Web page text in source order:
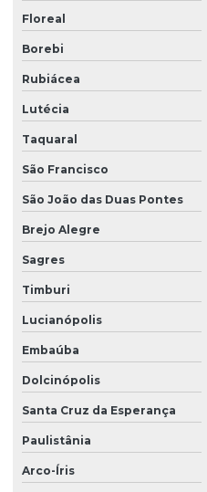
Floreal
Borebi
Rubiácea
Lutécia
Taquaral
São Francisco
São João das Duas Pontes
Brejo Alegre
Sagres
Timburi
Lucianópolis
Embaúba
Dolcinópolis
Santa Cruz da Esperança
Paulistânia
Arco-Íris